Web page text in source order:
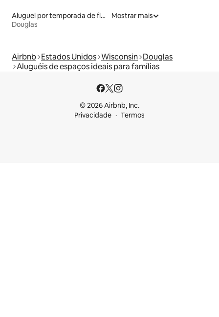
Aluguel por temporada de flats
Douglas
Mostrar mais
Airbnb Estados Unidos Wisconsin Douglas
Aluguéis de espaços ideais para famílias
© 2026 Airbnb, Inc.
Privacidade
Termos